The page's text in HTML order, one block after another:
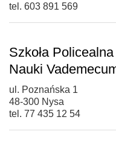
tel. 603 891 569
Szkoła
Nauki
ul. Poznańska 1
48-300 Nysa
tel. 77 435 12 54